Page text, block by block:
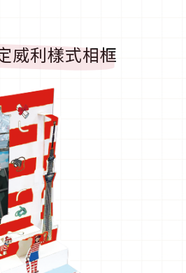
威利樣式相框